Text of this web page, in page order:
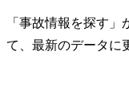
「事故情報を探す
て、最新のデータに